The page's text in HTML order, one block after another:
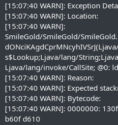
[15:07:40 WARN]: Exception
[15:07:40 WARN]: Location:
[15:07:40 WARN]:
SmileGold/SmileGold/
s$Lookup;Ljava/lang/
Ljava/lang/invoke/CallSite; @0:
[15:07:40 WARN]: Reason:
[15:07:40 WARN]: Expected
[15:07:40 WARN]: Bytecode:
[15:07:40 WARN]: 0000000:
b60f d610